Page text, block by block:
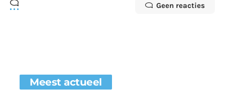
Geen reacties
Meest actueel